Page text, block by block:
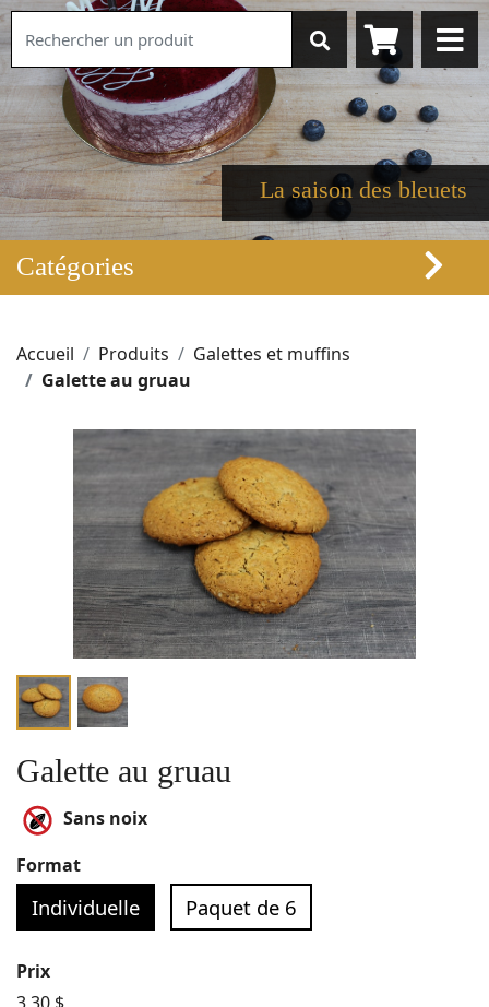
La saison des bleuets
Catégories
Accueil Produits
Galettes et muffins
Galette au gruau
Galette au gruau
Sans noix
Format
Individuelle Paquet de 6
Prix
3,30 $